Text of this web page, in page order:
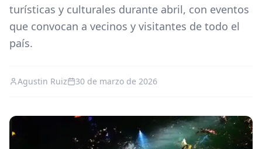
turísticas y culturales durante abril, con eventos
que convocan a vecinos y visitantes de todo el
país.
Agustin Ruiz 30 de marzo de 2026